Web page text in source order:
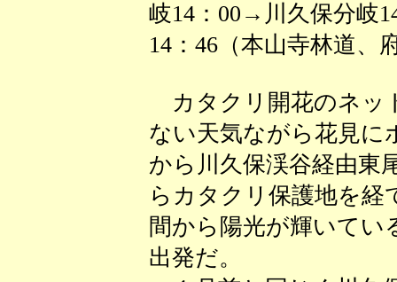
岐14：00→川久保分岐
14：46（本山寺林道、
カタクリ開花のネッ
ない天気ながら花見に
から川久保渓谷経由東
らカタクリ保護地を経
間から陽光が輝いてい
出発だ。